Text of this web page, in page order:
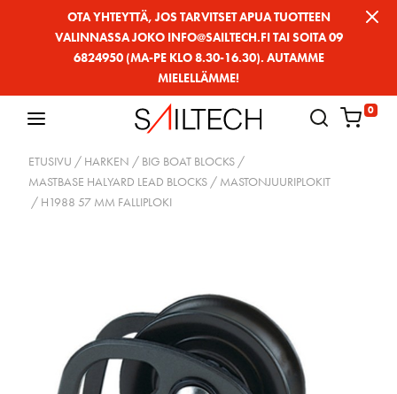
OTA YHTEYTTÄ, JOS TARVITSET APUA TUOTTEEN
VALINNASSA JOKO INFO@SAILTECH.FI TAI SOITA 09
6824950 (MA-PE KLO 8.30-16.30). AUTAMME
MIELELLÄMME!
0
ETUSIVU / HARKEN / BIG BOAT BLOCKS /
MASTBASE HALYARD LEAD BLOCKS / MASTONJUURIPLOKIT
/ H1988 57 MM FALLIPLOKI